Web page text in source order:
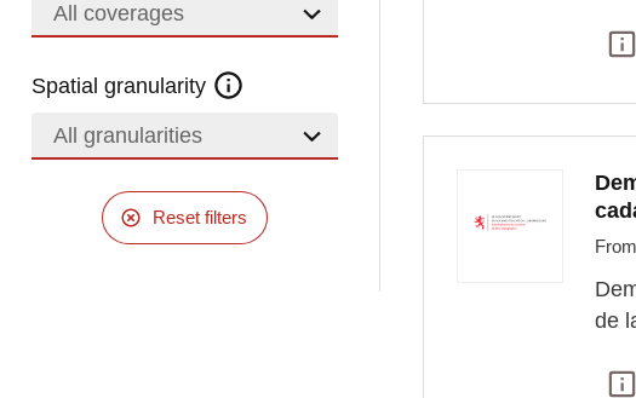
All coverages
Spatial granularity
All granularities
Reset filters
de